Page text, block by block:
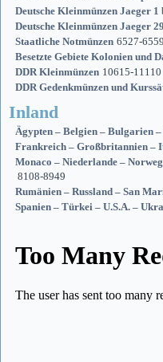
Deutsche Kleinmünzen Jaeger 1
Deutsche Kleinmünzen Jaeger
Staatliche Notmünzen 6527-6559
Besetzte Gebiete Kolonien und
DDR Kleinmünzen 10615-11110
DDR Gedenkmünzen und
Inland
Ägypten – Belgien – Bulgarien
Frankreich – Großbritannien –
Monaco – Niederlande –
8108-8949
Rumänien – Russland – San
Spanien – Türkei – U.S.A. –